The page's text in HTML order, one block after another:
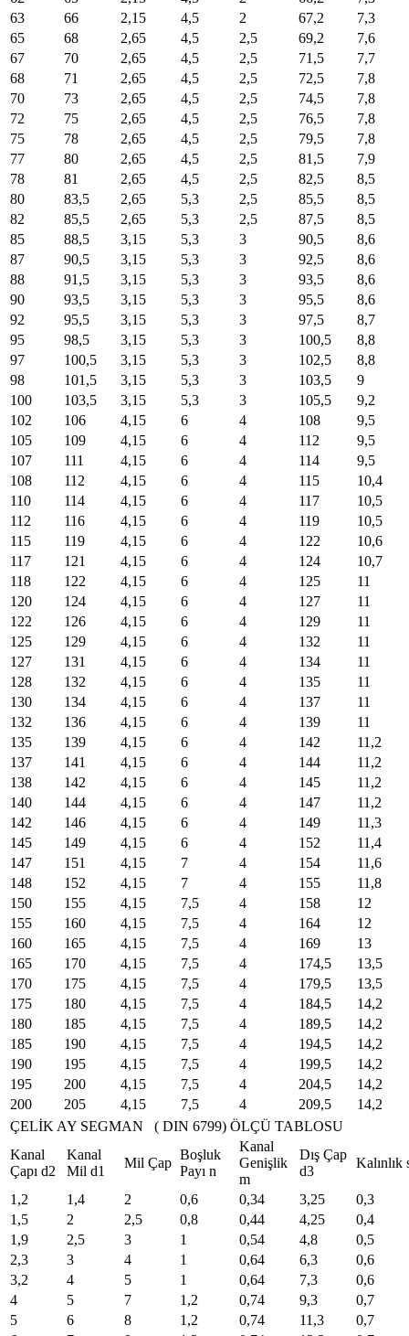
63
66 2,15 4,5 2 67,2
7,3
65
68 2,65 4,5 2,5 69,2
7,6
67
70 2,65 4,5 2,5 71,5
7,7
68
71 2,65 4,5 2,5 72,5
7,8
70
73 2,65 4,5 2,5 74,5
7,8
72
75 2,65 4,5 2,5 76,5
7,8
75
78 2,65 4,5 2,5 79,5
7,8
77
80 2,65 4,5 2,5 81,5
7,9
78
81 2,65 4,5 2,5 82,5
8,5
80
83,5 2,65 5,3 2,5 85,5
8,5
82
85,5 2,65 5,3 2,5 87,5
8,5
85
88,5 3,15 5,3 3 90,5
8,6
87
90,5 3,15 5,3 3 92,5
8,6
88
91,5 3,15 5,3 3 93,5
8,6
90
93,5 3,15 5,3 3 95,5
8,6
92
95,5 3,15 5,3 3 97,5
8,7
95
98,5 3,15 5,3 3 100,5
8,8
97
100,5 3,15 5,3 3 102,5
8,8
98
101,5 3,15 5,3 3 103,5
9
100
103,5 3,15 5,3 3 105,5
9,2
102
106 4,15 6 4 108
9,5
105
109 4,15 6 4 112
9,5
107
111 4,15 6 4 114
9,5
108
112 4,15 6 4 115
10,4
110
114 4,15 6 4 117
10,5
112
116 4,15 6 4 119
10,5
115
119 4,15 6 4 122
10,6
117
121 4,15 6 4 124
10,7
118
122 4,15 6 4 125
11
120
124 4,15 6 4 127
11
122
126 4,15 6 4 129
11
125
129 4,15 6 4 132
11
127
131 4,15 6 4 134
11
128
132 4,15 6 4 135
11
130
134 4,15 6 4 137
11
132
136 4,15 6 4 139
11
135
139 4,15 6 4 142
11,2
137
141 4,15 6 4 144
11,2
138
142 4,15 6 4 145
11,2
140
144 4,15 6 4 147
11,2
142
146 4,15 6 4 149
11,3
145
149 4,15 6 4 152
11,4
147
151 4,15 7 4 154
11,6
148
152 4,15 7 4 155
11,8
150
155 4,15 7,5 4 158
12
155
160 4,15 7,5 4 164
12
160
165 4,15 7,5 4 169
13
165
170 4,15 7,5 4 174,5
13,5
170
175 4,15 7,5 4 179,5
13,5
175
180 4,15 7,5 4 184,5
14,2
180
185 4,15 7,5 4 189,5
14,2
185
190 4,15 7,5 4 194,5
14,2
190
195 4,15 7,5 4 199,5
14,2
195
200 4,15 7,5 4 204,5
14,2
200
205 4,15 7,5 4 209,5
14,2
ÇELİK AY SEGMAN ( DIN 6799) ÖLÇÜ TABLOSU
Kanal
Çapı d2
Kanal
Mil d1
Mil Çap
Boşluk
Payı n
Kanal
Genişlik
m
Dış Çap
d3
Kalınlık
1,2 1,4 2 0,6 0,34 3,25
0,3
1,5
2 2,5 0,8 0,44 4,25
0,4
1,9
2,5 3 1 0,54 4,8
0,5
2,3
3 4 1 0,64 6,3
0,6
3,2
4 5 1 0,64 7,3
0,6
4
5 7 1,2 0,74 9,3
0,7
5
6 8 1,2 0,74 11,3
0,7